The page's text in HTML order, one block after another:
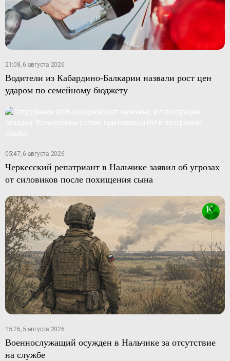
21:08, 6 августа 2026
Водители из Кабардино-Балкарии назвали рост цен
ударом по семейному бюджету
05:47, 6 августа 2026
Черкесский репатриант в Нальчике заявил об угрозах
от силовиков после похищения сына
15:26, 5 августа 2026
Военнослужащий осужден в Нальчике за отсутствие
на службе